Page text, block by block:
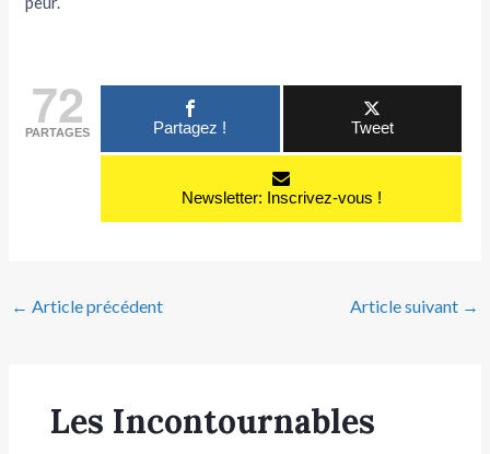
72
PARTAGES Partagez ! Tweet
Newsletter: Inscrivez-vous !
← Article précédent Article suivant →
Les Incontournables